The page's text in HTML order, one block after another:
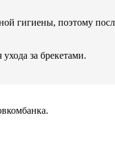
гигиены, поэтому
за брекетами.